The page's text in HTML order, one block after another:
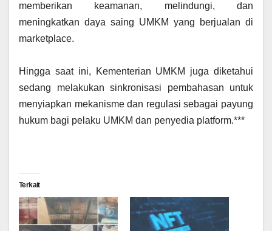
memberikan keamanan, melindungi, dan
meningkatkan daya saing UMKM yang berjualan di
marketplace.
‎Hingga saat ini, Kementerian UMKM juga diketahui
sedang melakukan sinkronisasi pembahasan untuk
menyiapkan mekanisme dan regulasi sebagai payung
hukum bagi pelaku UMKM dan penyedia platform.***
Terkait